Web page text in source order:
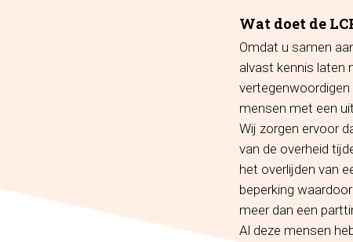
Wat doet de
Omdat u samen
alvast kennis laten
vertegenwoordigen
mensen met een
Wij zorgen ervoor
van de overheid
het overlijden van
beperking
meer dan een
Al deze mensen